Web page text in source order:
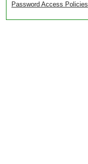
Password Access Policies